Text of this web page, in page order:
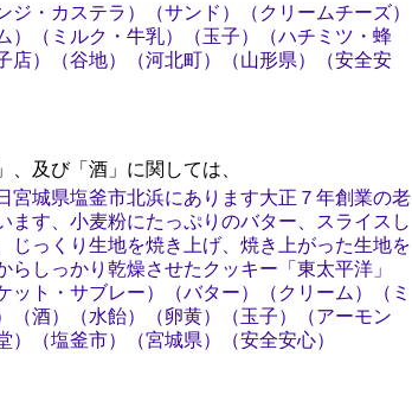
ジ・カステラ）（サンド）（クリームチーズ）
）（ミルク・牛乳）（玉子）（ハチミツ・蜂
店）（谷地）（河北町）（山形県）（安全安
及び「酒」に関しては、
宮城県塩釜市北浜にあります大正７年創業の老
ます、小麦粉にたっぷりのバター、スライスし
じっくり生地を焼き上げ、焼き上がった生地を
しっかり乾燥させたクッキー「東太平洋」
ット・サブレー）（バター）（クリーム）（ミ
（酒）（水飴）（卵黄）（玉子）（アーモン
）（塩釜市）（宮城県）（安全安心）